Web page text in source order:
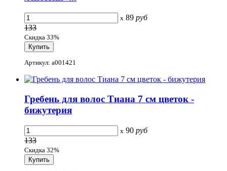
x 89 руб
133
Скидка 33%
Артикул: a001421
Гребень для волос Тиана 7 см цветок -
бижутерия
x 90 руб
133
Скидка 32%